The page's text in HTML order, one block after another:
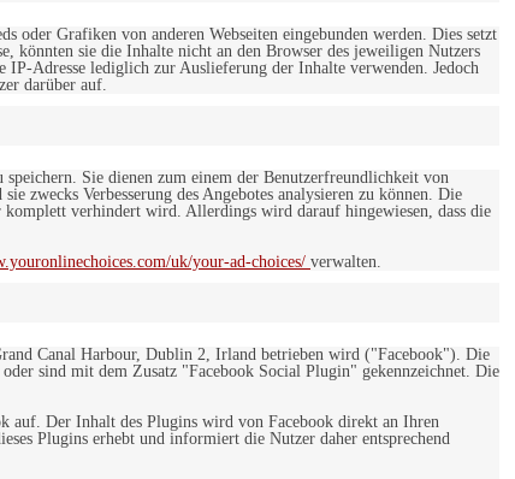
oder Grafiken von anderen Webseiten eingebunden werden. Dies setzt
könnten sie die Inhalte nicht an den Browser des jeweiligen Nutzers
Adresse lediglich zur Auslieferung der Inhalte verwenden. Jedoch
darüber auf.
Sie dienen zum einem der Benutzerfreundlichkeit von
zwecks Verbesserung des Angebotes analysieren zu können. Die
verhindert wird. Allerdings wird darauf hingewiesen, dass die
uk/your-ad-choices/ verwalten.
Canal Harbour, Dublin 2, Irland betrieben wird ("Facebook"). Die
sind mit dem Zusatz "Facebook Social Plugin" gekennzeichnet. Die
auf. Der Inhalt des Plugins wird von Facebook direkt an Ihren
Plugins erhebt und informiert die Nutzer daher entsprechend